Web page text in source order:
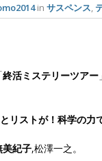
in サスペンス,
終活ミステリーツアー
リストが！科学の力
美紀子,松澤一之。